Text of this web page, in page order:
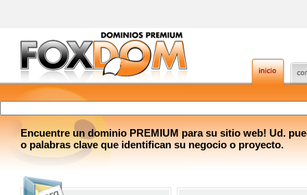
Encuentre un dominio PREMIUM para su sitio web! Ud.
o palabras clave que identifican su negocio o proyecto.